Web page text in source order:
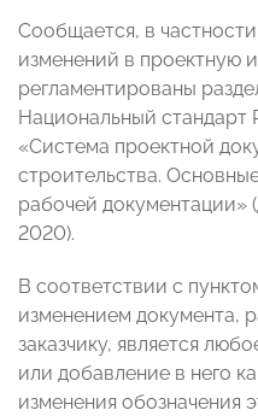
Сообщается, в
изменений в проектную
регламентированы
Национальный
«Система проектной
строительства.
рабочей документации»
2020).
В соответствии с
изменением документа,
заказчику, является
или добавление в него
изменения обозначения